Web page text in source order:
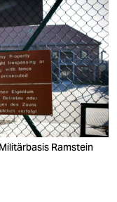
Ramstein